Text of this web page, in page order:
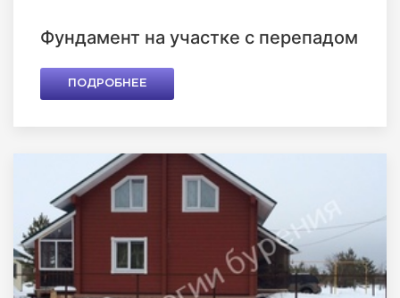
Фундамент на участке с перепадом
ПОДРОБНЕЕ